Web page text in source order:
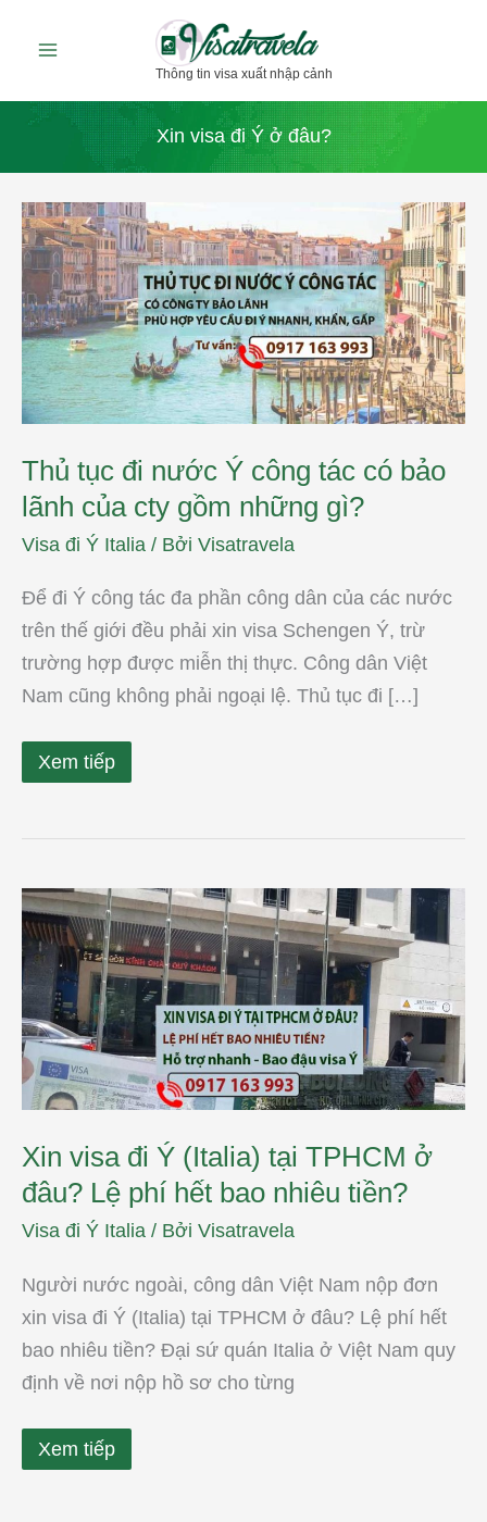
dung
Thông tin visa xuất nhập cảnh
Xin visa đi Ý ở đâu?
Thủ tục đi nước Ý công tác có bảo
lãnh của cty gồm những gì?
Visa đi Ý Italia / Bởi Visatravela
Để đi Ý công tác đa phần công dân của các nước
trên thế giới đều phải xin visa Schengen Ý, trừ
trường hợp được miễn thị thực. Công dân Việt
Nam cũng không phải ngoại lệ. Thủ tục đi […]
Thủ
tục
đi
nước
công
tác
có
bảo
lãnh
của
cty
những
gì?
Xem tiếp
Xin visa đi Ý (Italia) tại TPHCM ở
đâu? Lệ phí hết bao nhiêu tiền?
Visa đi Ý Italia / Bởi Visatravela
Người nước ngoài, công dân Việt Nam nộp đơn
xin visa đi Ý (Italia) tại TPHCM ở đâu? Lệ phí hết
bao nhiêu tiền? Đại sứ quán Italia ở Việt Nam quy
định về nơi nộp hồ sơ cho từng
Xin
visa
đi
Ý
(Italia)
tại
TPHCM
ở
đâu?
Lệ
phí
hết
nhiêu
tiền?
Xem tiếp